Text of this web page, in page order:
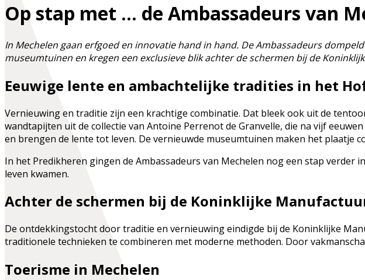
Op stap met … de Ambassadeurs van
In Mechelen gaan erfgoed en innovatie hand in hand. De Ambassadeurs
museumtuinen en kregen een exclusieve blik achter de schermen bij de
Eeuwige lente en ambachtelijke tradities in het
Vernieuwing en traditie zijn een krachtige combinatie. Dat bleek ook uit de
wandtapijten uit de collectie van Antoine Perrenot de Granvelle, die na vijf
en brengen de lente tot leven. De vernieuwde museumtuinen maken het plaatje
In het Predikheren gingen de Ambassadeurs van Mechelen nog een stap
leven kwamen.
Achter de schermen bij de Koninklijke
De ontdekkingstocht door traditie en vernieuwing eindigde bij de Koninklijke
traditionele technieken te combineren met moderne methoden. Door
Toerisme in Mechelen